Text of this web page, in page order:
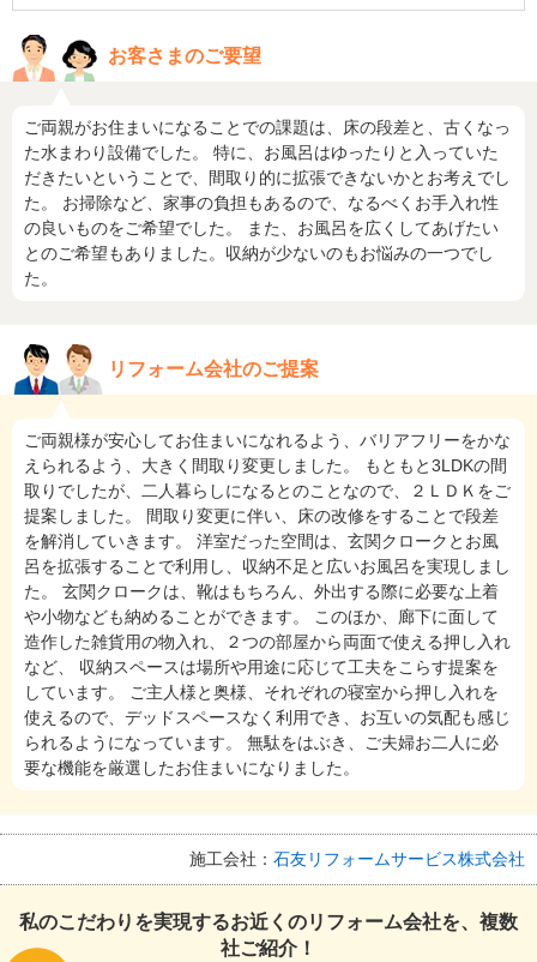
お客さまのご要望
ご両親がお住まいになることでの課題は、床の段差と、古くなっ
た水まわり設備でした。 特に、お風呂はゆったりと入っていた
だきたいということで、間取り的に拡張できないかとお考えでし
た。 お掃除など、家事の負担もあるので、なるべくお手入れ性
の良いものをご希望でした。 また、お風呂を広くしてあげたい
とのご希望もありました。収納が少ないのもお悩みの一つでし
た。
リフォーム会社のご提案
ご両親様が安心してお住まいになれるよう、バリアフリーをかな
えられるよう、大きく間取り変更しました。 もともと3LDKの間
取りでしたが、二人暮らしになるとのことなので、２ＬＤＫをご
提案しました。 間取り変更に伴い、床の改修をすることで段差
を解消していきます。 洋室だった空間は、玄関クロークとお風
呂を拡張することで利用し、収納不足と広いお風呂を実現しまし
た。 玄関クロークは、靴はもちろん、外出する際に必要な上着
や小物なども納めることができます。 このほか、廊下に面して
造作した雑貨用の物入れ、２つの部屋から両面で使える押し入れ
など、 収納スペースは場所や用途に応じて工夫をこらす提案を
しています。 ご主人様と奥様、それぞれの寝室から押し入れを
使えるので、デッドスペースなく利用でき、お互いの気配も感じ
られるようになっています。 無駄をはぶき、ご夫婦お二人に必
要な機能を厳選したお住まいになりました。
施工会社： 石友リフォームサービス株式会社
私のこだわりを実現するお近くのリフォーム会社を、複数
社ご紹介！